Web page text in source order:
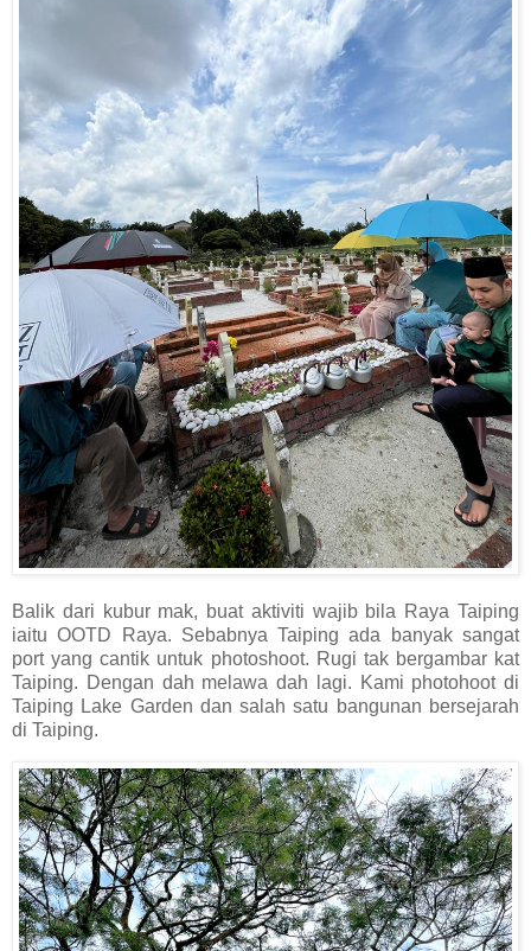
Balik dari kubur mak, buat aktiviti wajib bila Raya Taiping
iaitu OOTD Raya. Sebabnya Taiping ada banyak sangat
port yang cantik untuk photoshoot. Rugi tak bergambar kat
Taiping. Dengan dah melawa dah lagi. Kami photohoot di
Taiping Lake Garden dan salah satu bangunan bersejarah
di Taiping.